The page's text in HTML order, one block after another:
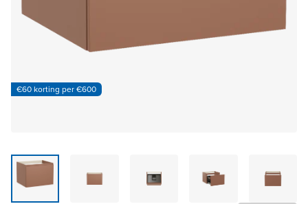
€60 korting per €600